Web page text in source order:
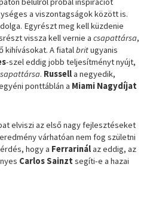
a viszontagságok között is.
Egyrészt meg kell küzdenie
vissza kell vernie acsapattársa,
kihívásokat. A fiatalbritugyanis
-szel eddig jobb teljesítményt nyújt,
. Russella negyedik,
ponttáblán a Miami Nagydíjat
elviszi az első nagy fejlesztéseket
várhatóan nem fog születni
hogy a Ferrarinálaz eddig, az
Carlos Sainzt segíti-e a hazai